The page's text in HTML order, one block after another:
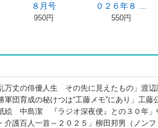
８月号
950円
０２６年８ …
550円
万丈の俳優人生 その先に見えたもの」渡辺
軍団育成の秘けつは“工藤メモ”にあり」工
絵 中島潔 『ラジオ深夜便』との３０年」
介護百人一首～２０２５」柳田邦男（ノン